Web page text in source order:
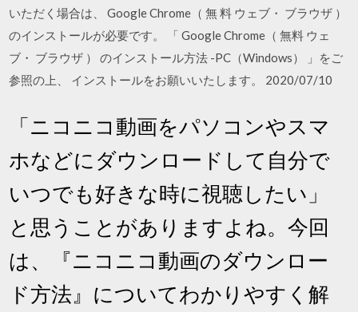
いただく場合は、 Google Chrome（ 無 料 ウェブ・ ブラウザ ）
のインストールが必要です。 「 Google Chrome（ 無料 ウェ
ブ・ ブラウザ ） のインストール方法 -PC（Windows） 」をご
参照の上、 インストールをお願いいたします。 2020/07/10
「ニコニコ動画をパソコンやスマ
ホなどにダウンロードして自分で
いつでも好きな時に視聴したい」
と思うことがありますよね。今回
は、『ニコニコ動画のダウンロー
ド方法』についてわかりやすく解